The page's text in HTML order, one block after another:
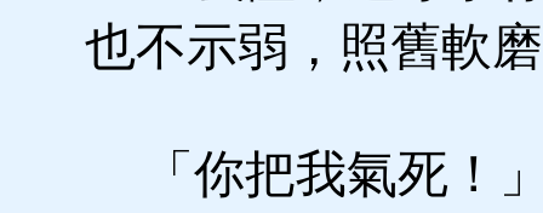
也不示弱，照舊軟
「你把我氣死！